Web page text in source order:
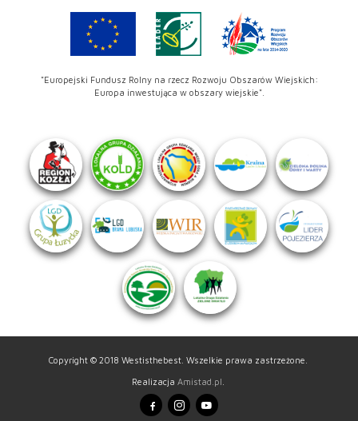
"Europejski Fundusz Rolny na rzecz Rozwoju Obszarów Wiejskich:
Europa inwestująca w obszary wiejskie".
Copyright © 2018 Westisthebest. Wszelkie prawa zastrzeżone.
Realizacja Amistad.pl